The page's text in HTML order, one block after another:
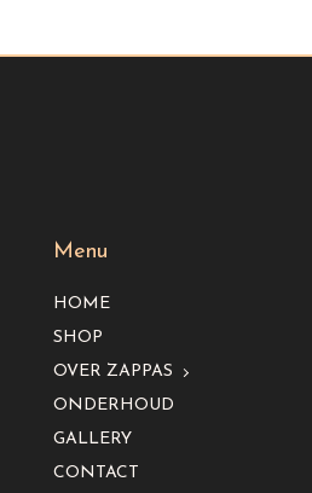
Menu
HOME
SHOP
OVER ZAPPAS
ONDERHOUD
GALLERY
CONTACT